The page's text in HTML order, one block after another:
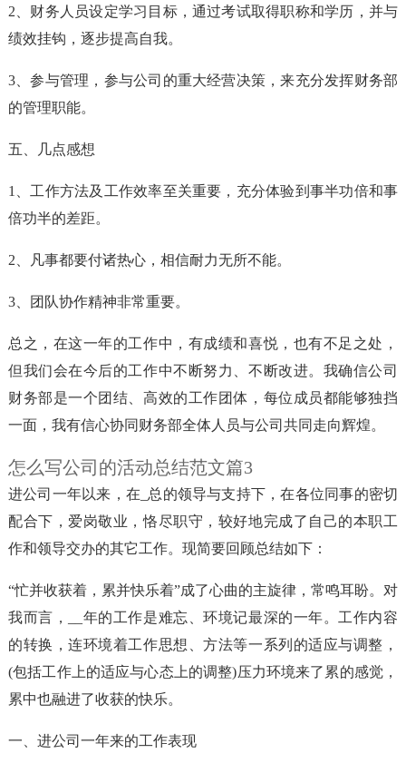
2、财务人员设定学习目标，通过考试取得职称和学历，并与
绩效挂钩，逐步提高自我。
3、参与管理，参与公司的重大经营决策，来充分发挥财务部
的管理职能。
五、几点感想
1、工作方法及工作效率至关重要，充分体验到事半功倍和事
倍功半的差距。
2、凡事都要付诸热心，相信耐力无所不能。
3、团队协作精神非常重要。
总之，在这一年的工作中，有成绩和喜悦，也有不足之处，
但我们会在今后的工作中不断努力、不断改进。我确信公司
财务部是一个团结、高效的工作团体，每位成员都能够独挡
一面，我有信心协同财务部全体人员与公司共同走向辉煌。
怎么写公司的活动总结范文篇3
进公司一年以来，在_总的领导与支持下，在各位同事的密切
配合下，爱岗敬业，恪尽职守，较好地完成了自己的本职工
作和领导交办的其它工作。现简要回顾总结如下：
“忙并收获着，累并快乐着”成了心曲的主旋律，常鸣耳盼。对
我而言，__年的工作是难忘、环境记最深的一年。工作内容
的转换，连环境着工作思想、方法等一系列的适应与调整，
(包括工作上的适应与心态上的调整)压力环境来了累的感觉，
累中也融进了收获的快乐。
一、进公司一年来的工作表现